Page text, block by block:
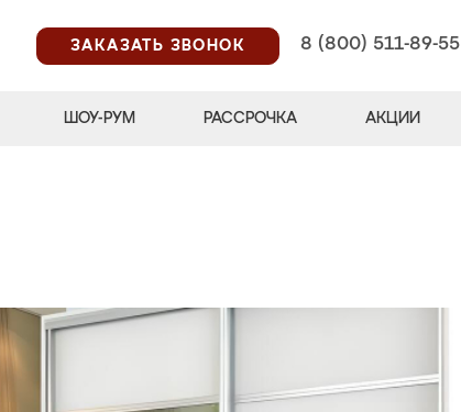
ЗАКАЗАТЬ ЗВОНОК
8 (800) 511-89-55
ШОУ-РУМ РАССРОЧКА АКЦИИ